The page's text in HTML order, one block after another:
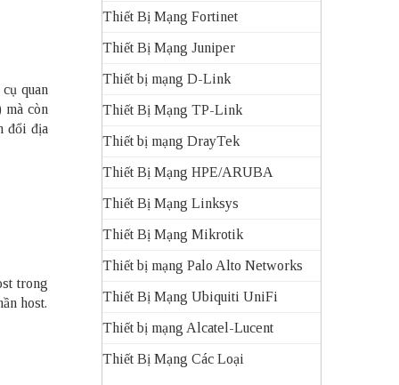
quan
mà còn
đổi địa
trong
host.
Thiết Bị Mạng Fortinet
Thiết Bị Mạng Juniper
Thiết bị mạng D-Link
Thiết Bị Mạng TP-Link
Thiết bị mạng DrayTek
Thiết Bị Mạng HPE/ARUBA
Thiết Bị Mạng Linksys
Thiết Bị Mạng Mikrotik
Thiết bị mạng Palo Alto Networks
Thiết Bị Mạng Ubiquiti UniFi
Thiết bị mạng Alcatel-Lucent
Thiết Bị Mạng Các Loại